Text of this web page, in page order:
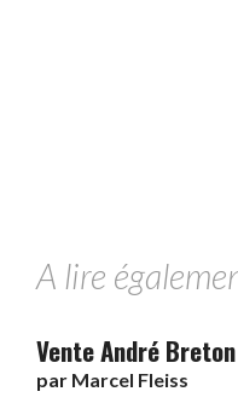
A lire
Vente André
par Marcel Fleiss